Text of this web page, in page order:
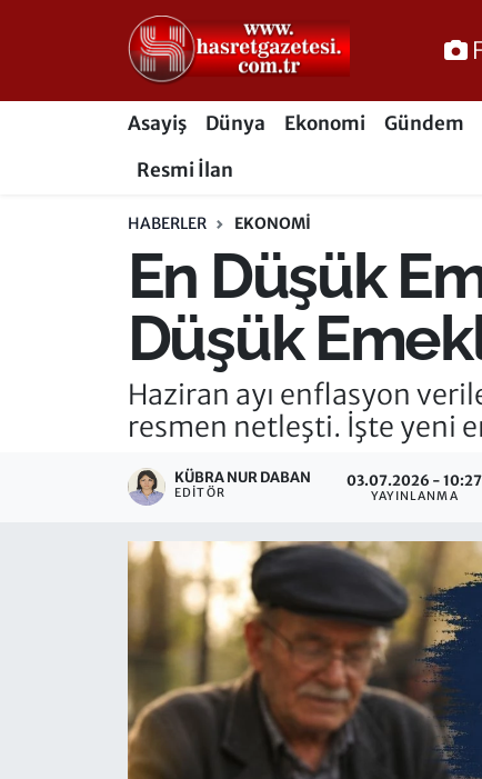
Asayiş Dünya Ekonomi Gündem
Resmi İlan
HABERLER EKONOMI
En Düşük
Düşük
Haziran ayı enflasyon
resmen netleşti. İşte yeni
KÜBRA NUR DABAN
EDITÖR
03.07.2026 - 10:27
YAYINLANMA
Osmaniye Nöbetçi Eczaneler
Osmaniye Hava Durumu
Süper Lig Puan Durumu ve Fikstür
Tüm Manşetler
Son Dakika Haberleri
Haber Arşivi